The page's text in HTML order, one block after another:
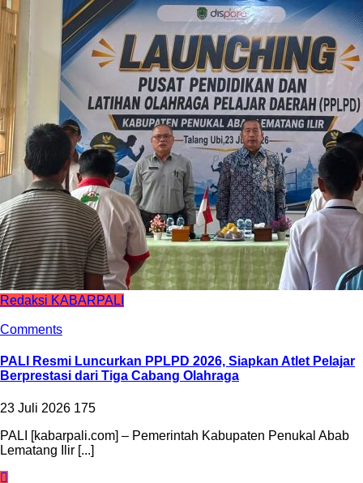
Redaksi KABARPALI
Comments
PALI Resmi Luncurkan PPLPD 2026, Siapkan Atlet Pelajar
Berprestasi dari Tiga Cabang Olahraga
23 Juli 2026 175
PALI [kabarpali.com] – Pemerintah Kabupaten Penukal Abab
Lematang Ilir [...]